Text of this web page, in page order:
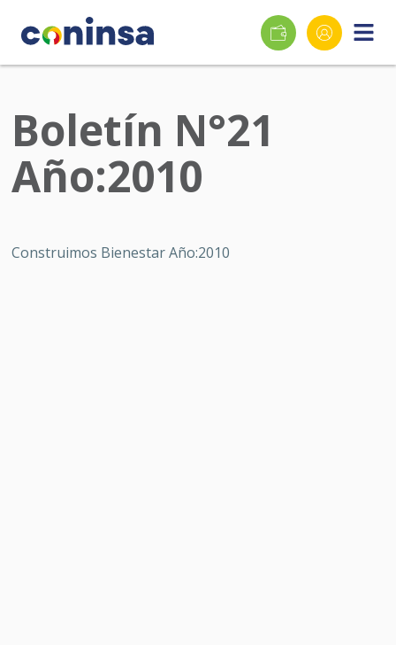
Boletín N°21
Año:2010
Construimos Bienestar Año:2010